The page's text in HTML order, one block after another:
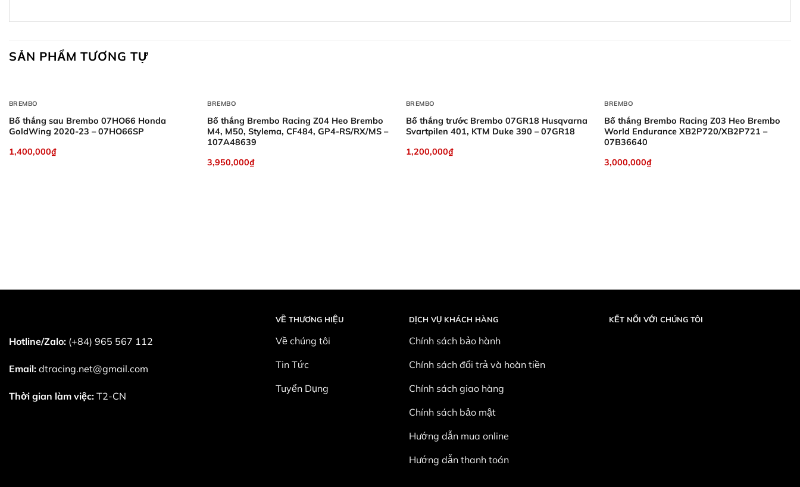
SẢN PHẨM TƯƠNG TỰ
BREMBO
Bố thắng sau Brembo 07HO66 Honda
GoldWing 2020-23 – 07HO66SP
1,400,000₫
BREMBO
Bố thắng Brembo Racing Z04 Heo Brembo
M4, M50, Stylema, CF484, GP4-RS/RX/MS –
107A48639
3,950,000₫
BREMBO
Bố thắng trước Brembo 07GR18 Husqvarna
Svartpilen 401, KTM Duke 390 – 07GR18
1,200,000₫
BREMBO
Bố thắng Brembo Racing Z03 Heo Brembo
World Endurance XB2P720/XB2P721 –
07B36640
3,000,000₫
Hotline/Zalo: (+84) 965 567 112
Email: dtracing.net@gmail.com
Thời gian làm việc: T2-CN
VỀ THƯƠNG HIỆU
Về chúng tôi
Tin Tức
Tuyển Dụng
DỊCH VỤ KHÁCH HÀNG
Chính sách bảo hành
Chính sách đổi trả và hoàn tiền
Chính sách giao hàng
Chính sách bảo mật
Hướng dẫn mua online
Hướng dẫn thanh toán
KẾT NỐI VỚI CHÚNG TÔI